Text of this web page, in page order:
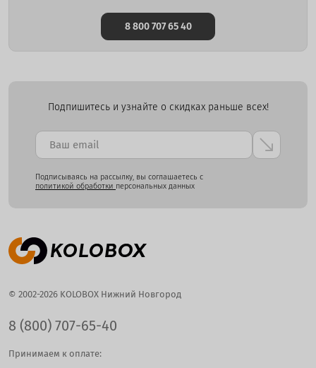
8 800 707 65 40
Подпишитесь и узнайте о скидках раньше всех!
Подписываясь на рассылку, вы соглашаетесь с
политикой обработки персональных данных
© 2002-2026 KOLOBOX Нижний Новгород
8 (800) 707-65-40
Принимаем к оплате: